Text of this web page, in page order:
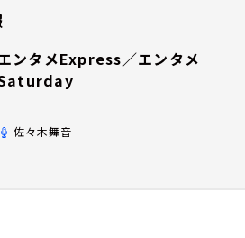
ンタメExpress／エンタメ
佐々木舞音